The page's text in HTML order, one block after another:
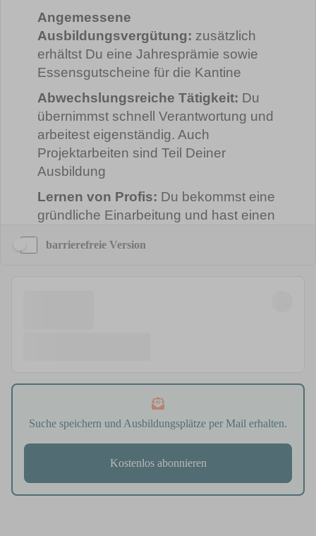
barrierefreie Version
Suche speichern und Ausbildungsplätze per Mail erhalten.
Kostenlos abonnieren